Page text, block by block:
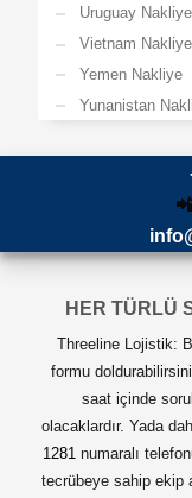
Uruguay Nakliye
Vietnam Nakliye
Yemen Nakliye
Yunanistan
HER TÜRLÜ
Threeline Lojistik:
formu
saat içinde
olacaklardır. Yada
1281 numaralı
tecrübeye sahip ekip